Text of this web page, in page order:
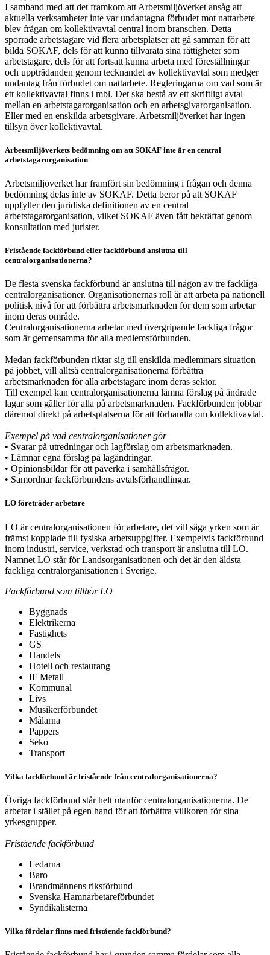
I samband med att det framkom att Arbetsmiljöverket ansåg att
aktuella verksamheter inte var undantagna förbudet mot nattarbete
blev frågan om kollektivavtal central inom branschen. Detta
sporrade arbetstagare vid flera arbetsplatser att gå samman för att
bilda SOKAF, dels för att kunna tillvarata sina rättigheter som
arbetstagare, dels för att fortsatt kunna arbeta med föreställningar
och uppträdanden genom tecknandet av kollektivavtal som medger
undantag från förbudet om nattarbete. Regleringarna om vad som är
ett kollektivavtal finns i mbl. Det ska bestå av ett skriftligt avtal
mellan en arbetstagarorganisation och en arbetsgivarorganisation.
Eller med en enskilda arbetsgivare. Arbetsmiljöverket har ingen
tillsyn över kollektivavtal.
Arbetsmiljöverkets bedömning om att SOKAF inte är en central
arbetstagarorganisation
Arbetsmiljöverket har framfört sin bedömning i frågan och denna
bedömning delas inte av SOKAF. Detta beror på att SOKAF
uppfyller den juridiska definitionen av en central
arbetstagarorganisation, vilket SOKAF även fått bekräftat genom
konsultation med jurister.
Fristående fackförbund eller fackförbund anslutna till
centralorganisationerna?
De flesta svenska fackförbund är anslutna till någon av tre fackliga
centralorganisationer. Organisationernas roll är att arbeta på nationell
politisk nivå för att förbättra arbetsmarknaden för dem som arbetar
inom deras område.
Centralorganisationerna arbetar med övergripande fackliga frågor
som är gemensamma för alla medlemsförbunden.
Medan fackförbunden riktar sig till enskilda medlemmars situation
på jobbet, vill alltså centralorganisationerna förbättra
arbetsmarknaden för alla arbetstagare inom deras sektor.
Till exempel kan centralorganisationerna lämna förslag på ändrade
lagar som gäller för alla på arbetsmarknaden. Fackförbunden jobbar
däremot direkt på arbetsplatserna för att förhandla om kollektivavtal.
Exempel på vad centralorganisationer gör
• Svarar på utredningar och lagförslag om arbetsmarknaden.
• Lämnar egna förslag på lagändringar.
• Opinionsbildar för att påverka i samhällsfrågor.
• Samordnar fackförbundens avtalsförhandlingar.
LO företräder arbetare
LO är centralorganisationen för arbetare, det vill säga yrken som är
främst kopplade till fysiska arbetsuppgifter. Exempelvis fackförbund
inom industri, service, verkstad och transport är anslutna till LO.
Namnet LO står för Landsorganisationen och det är den äldsta
fackliga centralorganisationen i Sverige.
Fackförbund som tillhör LO
Byggnads
Elektrikerna
Fastighets
GS
Handels
Hotell och restaurang
IF Metall
Kommunal
Livs
Musikerförbundet
Målarna
Pappers
Seko
Transport
Vilka fackförbund är fristående från centralorganisationerna?
Övriga fackförbund står helt utanför centralorganisationerna. De
arbetar i stället på egen hand för att förbättra villkoren för sina
yrkesgrupper.
Fristående fackförbund
Ledarna
Baro
Brandmännens riksförbund
Svenska Hamnarbetareförbundet
Syndikalisterna
Vilka fördelar finns med fristående fackförbund?